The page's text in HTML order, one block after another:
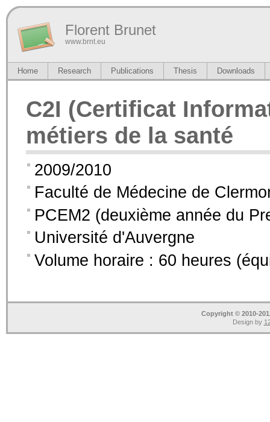
Florent Brunet
www.brnt.eu
Home Research Publications Thesis Downloads
C2I (Certificat
métiers de la santé
2009/2010
Faculté de Médecine de
PCEM2 (deuxième année du
Université d'Auvergne
Volume horaire : 60 heures
Copyright © 2010-
Design by